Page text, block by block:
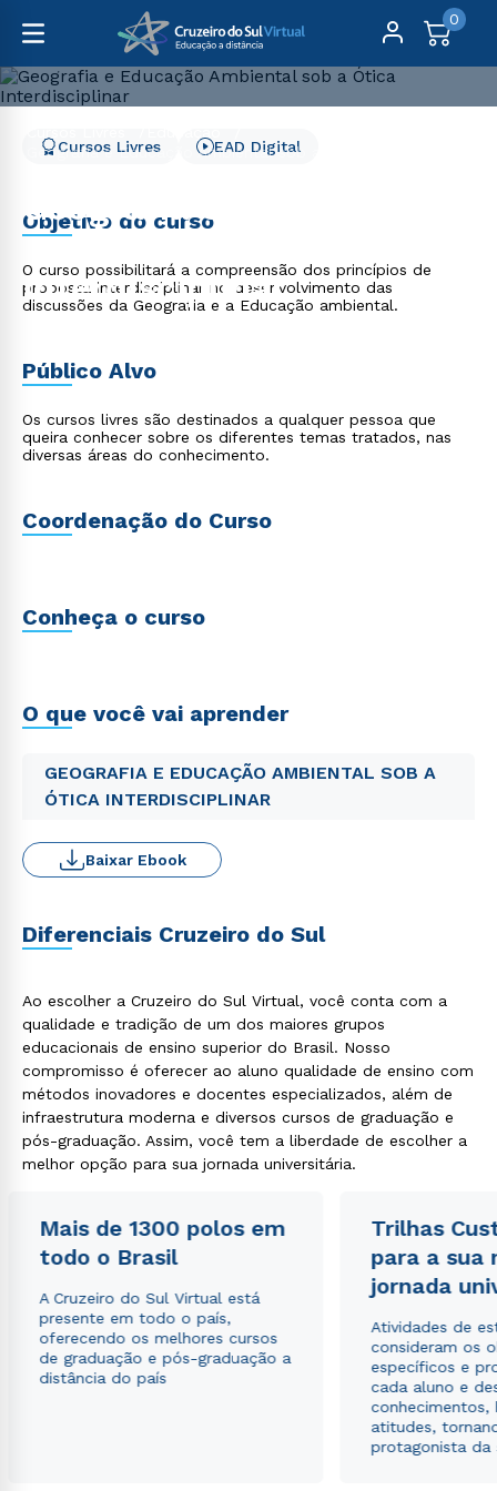
0
Geografia e Educação Ambiental sob a Ótica
Geografia e Educação
Ambiental sob a Ótica
Interdisciplinar
Cursos Livres EAD Digital
Objetivo do curso
O curso possibilitará a compreensão dos princípios de
proposta interdisciplinar no desenvolvimento das
discussões da Geografia e a Educação ambiental.
Público Alvo
Os cursos livres são destinados a qualquer pessoa que
queira conhecer sobre os diferentes temas tratados, nas
diversas áreas do conhecimento.
Coordenação do Curso
Conheça o curso
O que você vai aprender
GEOGRAFIA E EDUCAÇÃO AMBIENTAL SOB A
ÓTICA INTERDISCIPLINAR
Baixar Ebook
Diferenciais Cruzeiro do Sul
Ao escolher a Cruzeiro do Sul Virtual, você conta com a
qualidade e tradição de um dos maiores grupos
educacionais de ensino superior do Brasil. Nosso
compromisso é oferecer ao aluno qualidade de ensino com
métodos inovadores e docentes especializados, além de
infraestrutura moderna e diversos cursos de graduação e
pós-graduação. Assim, você tem a liberdade de escolher a
melhor opção para sua jornada universitária.
Mais de 1300 polos em
todo o Brasil
A Cruzeiro do Sul Virtual está
presente em todo o país,
oferecendo os melhores cursos
de graduação e pós-graduação a
distância do país
Trilhas
para a sua
jornada
Atividades de
consideram os
específicos e
cada aluno e
conhecimentos,
atitudes,
protagonista da